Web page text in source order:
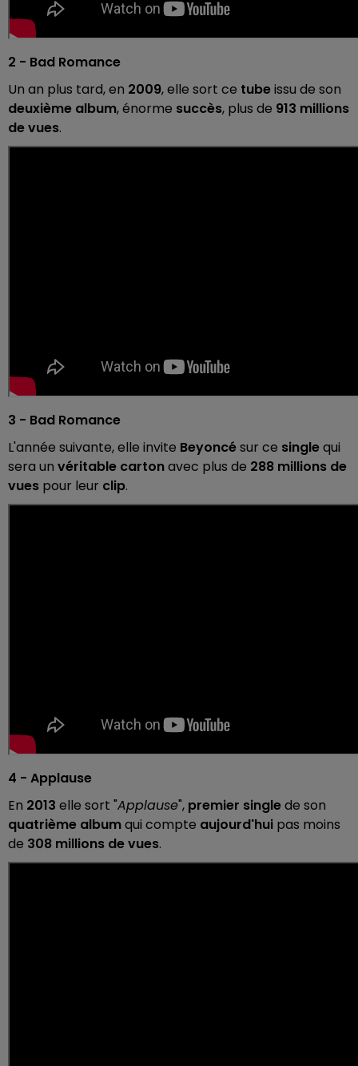
2 - Bad Romance
Un an plus tard, en 2009, elle sort ce tubeissu de son
deuxième album, énorme succès, plus de 913 millions
de vues.
3 - Bad Romance
L'année suivante, elle invite Beyoncésur ce singlequi
sera un véritable cartonavec plus de 288 millions de
vues pour leur clip.
4 - Applause
En 2013 elle sort "Applause", premier singlede son
quatrième albumqui compte aujourd'hui pas moins
de 308 millions de vues.